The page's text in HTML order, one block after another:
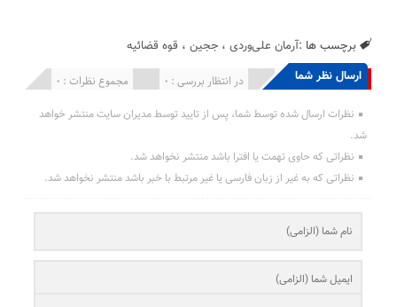
برچسب ها :آرمان علی‌وردی ،ججین ، قوه قضائیه
ارسال نظر شما مجموع نظرات : 0 در انتظار بررسی : 0 انتشار یافته : 0
نظرات ارسال شده توسط شما، پس از تایید توسط مدیران سایت منتشر خواهد
شد.
نظراتی که حاوی تهمت یا افترا باشد منتشر نخواهد شد.
نظراتی که به غیر از زبان فارسی یا غیر مرتبط با خبر باشد منتشر نخواهد شد.